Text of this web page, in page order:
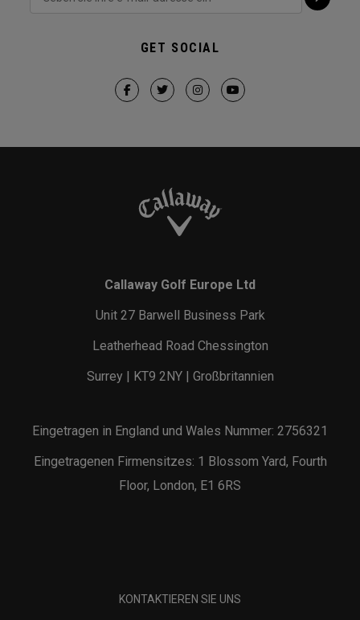
GET SOCIAL
Callaway Golf Europe Ltd
Unit 27 Barwell Business Park
Leatherhead Road Chessington
Surrey | KT9 2NY | Großbritannien
Eingetragen in England und Wales Nummer: 2756321
Eingetragenen Firmensitzes: 1 Blossom Yard, Fourth
Floor, London, E1 6RS
KONTAKTIEREN SIE UNS